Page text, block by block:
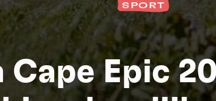
Cape Epic
SPORT